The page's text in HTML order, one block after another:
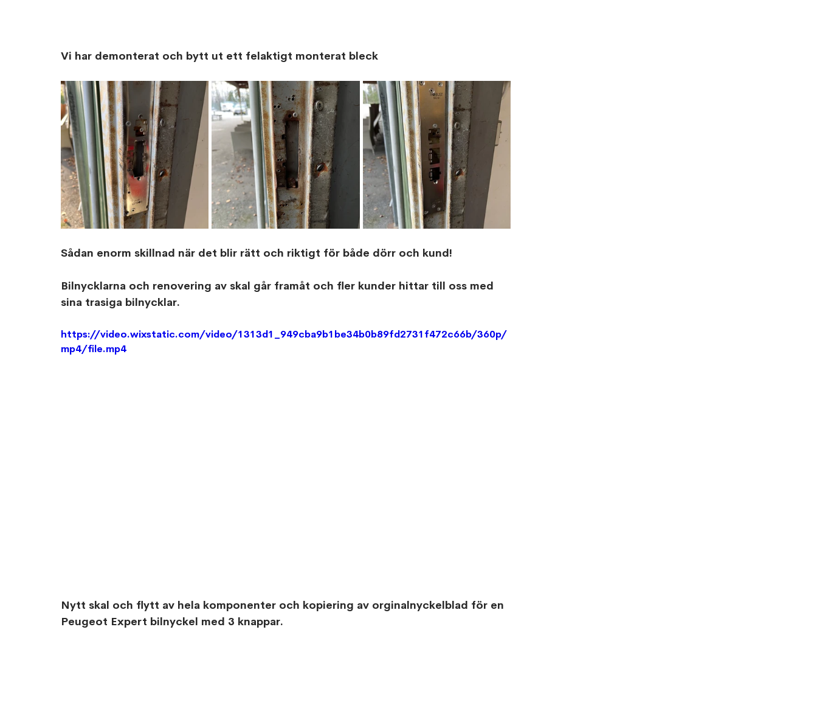
Vi har demonterat och bytt ut ett felaktigt monterat bleck
Sådan enorm skillnad när det blir rätt och riktigt för både dörr och kund!
Bilnycklarna och renovering av skal går framåt och fler kunder hittar till oss med
sina trasiga bilnycklar.
https://video.wixstatic.com/video/1313d1_949cba9b1be34b0b89fd2731f472c66b/360p/
mp4/file.mp4
Nytt skal och flytt av hela komponenter och kopiering av orginalnyckelblad för en
Peugeot Expert bilnyckel med 3 knappar.